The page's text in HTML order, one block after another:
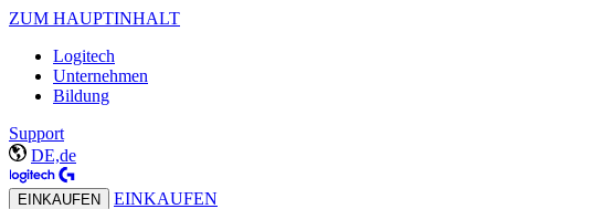
ZUM HAUPTINHALT
Logitech
Unternehmen
Bildung
Support
DE,de
EINKAUFEN EINKAUFEN